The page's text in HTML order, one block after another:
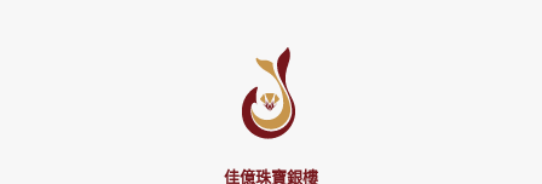
佳億珠寶銀樓